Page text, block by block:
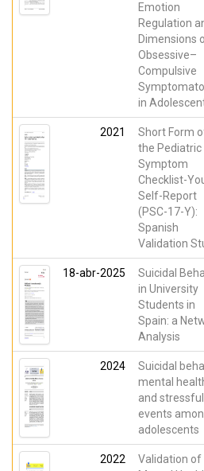
Emotion
Regulation
Dimensions
Obsessive–
Compulsive
in
2021
Short Form
the Pediatric
Symptom
Checklist-
Self-Report
(PSC-17-Y):
Spanish
Validation
18-abr-2025
Suicidal
in University
Students in
Spain: a
Analysis
2024
Suicidal
mental
and
events
adolescents
2022
Validation of